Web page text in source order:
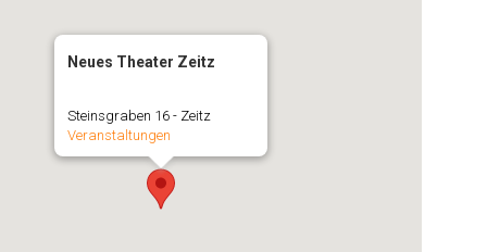
Neues Theater Zeitz
Steinsgraben 16 - Zeitz
Veranstaltungen